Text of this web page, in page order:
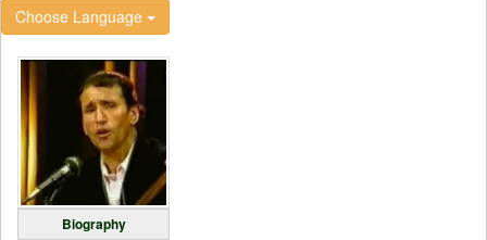
Choose Language
Biography